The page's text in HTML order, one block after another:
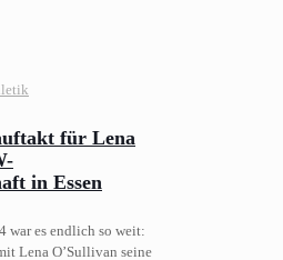
für Lena
in Essen
war es endlich so weit:
Lena O’Sullivan seine